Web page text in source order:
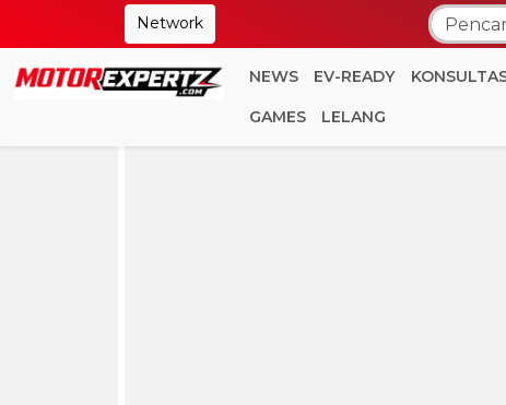
Network
NEWS EV-READY
GAMES LELANG